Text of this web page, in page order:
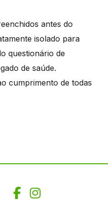
antes do
isolado para
questionário de
de saúde.
cumprimento de todas
Facebook
Instagram